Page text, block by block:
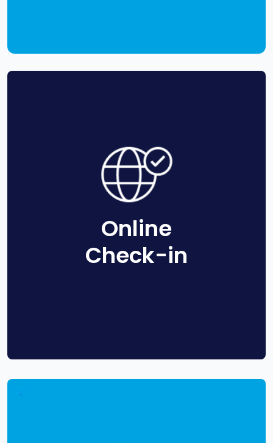
Online
Check-in